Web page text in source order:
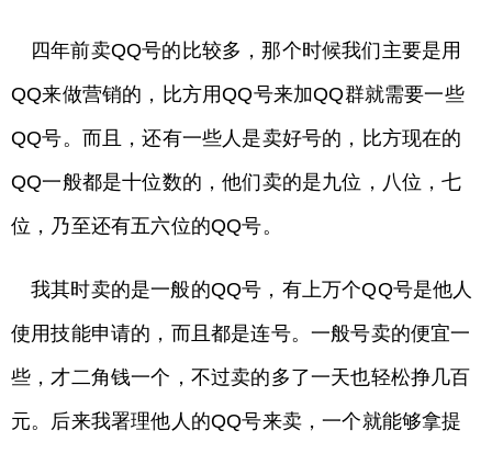
四年前卖QQ号的比较多，那个时候我们主要是用
QQ来做营销的，比方用QQ号来加QQ群就需要一些
QQ号。而且，还有一些人是卖好号的，比方现在的
QQ一般都是十位数的，他们卖的是九位，八位，七
位，乃至还有五六位的QQ号。
我其时卖的是一般的QQ号，有上万个QQ号是他人
使用技能申请的，而且都是连号。一般号卖的便宜一
些，才二角钱一个，不过卖的多了一天也轻松挣几百
元。后来我署理他人的QQ号来卖，一个就能够拿提